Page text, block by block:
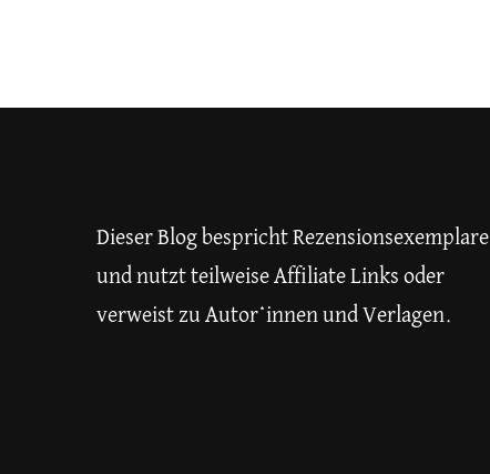
Dieser Blog bespricht Rezensionsexemplare
und nutzt teilweise Affiliate Links oder
verweist zu Autor*innen und Verlagen.